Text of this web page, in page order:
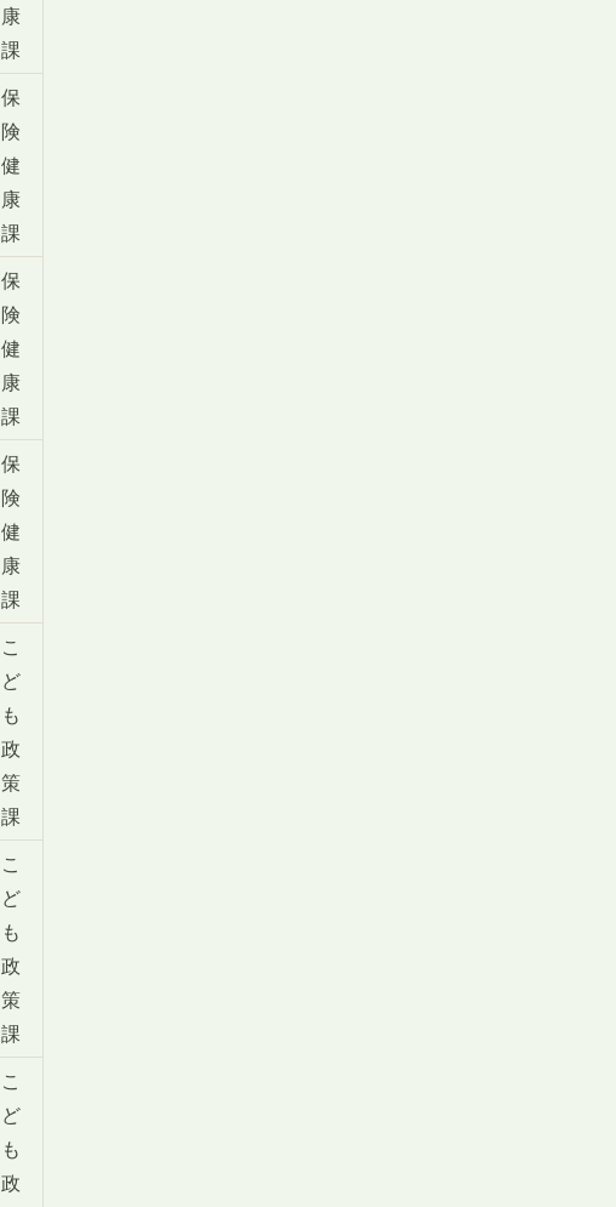
康
課
保
険
健
康
課
保
険
健
康
課
保
険
健
康
課
こ
ど
も
政
策
課
こ
ど
も
政
策
課
こ
ど
も
政